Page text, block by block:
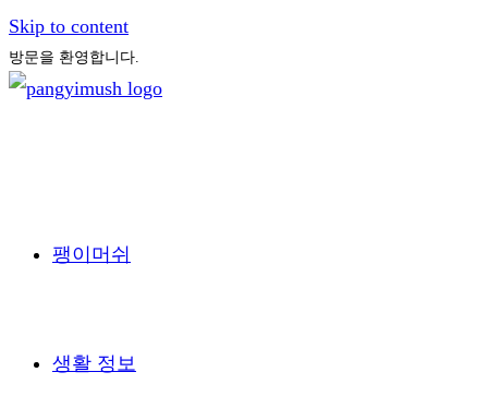
Skip to content
방문을 환영합니다.
팽이머쉬
생활 정보